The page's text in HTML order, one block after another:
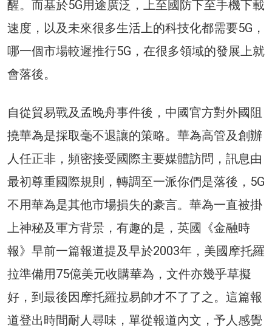
醒。而基於5G用途廣泛，上至國防下至手機下載
速度，以及未來很多生活上的科技化都需要5G，
哪一個市場較遲推行5G，在很多領域的發展上就
會落後。
自從貿易戰及孟晚舟事件後，中國官方對外國阻
撓華為是採取毫不退讓的策略。華為高管及創辦
人任正非，頻密接受國際主要媒體訪問，訊息由
最初尊重國際規則，轉調至一派你們是落後，5G
不用華為是其他市場損失的豪言。華為一直被掛
上神秘及軍方背景，有趣的是，英國《金融時
報》早前一篇報道提及早於2003年，美國摩托羅
拉準備用75億美元收購華為，文件亦幾乎草擬
好，到最後因摩托羅拉易帥才不了了之。這篇報
道登出時間耐人尋味，單從報道內文，予人感覺